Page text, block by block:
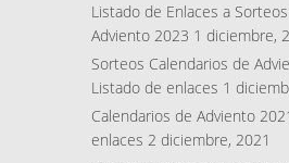
Listado de Enlaces a
Adviento 2023 1 diciembre,
Sorteos Calendarios de
Listado de enlaces 1
Calendarios de Adviento
enlaces 2 diciembre, 2021